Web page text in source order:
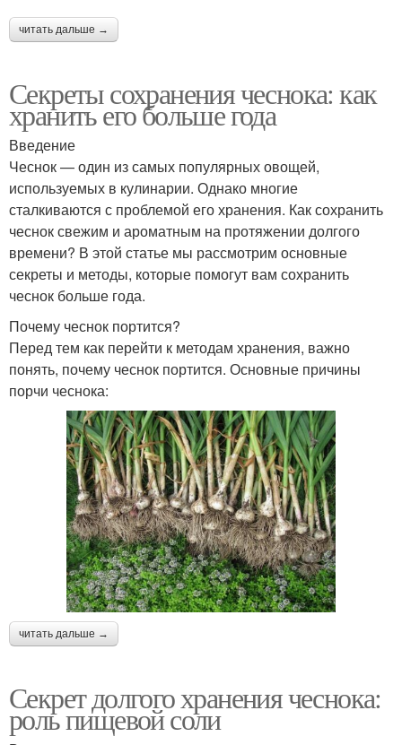
читать дальше →
Секреты сохранения чеснока: как
хранить его больше года
Введение
Чеснок — один из самых популярных овощей,
используемых в кулинарии. Однако многие
сталкиваются с проблемой его хранения. Как сохранить
чеснок свежим и ароматным на протяжении долгого
времени? В этой статье мы рассмотрим основные
секреты и методы, которые помогут вам сохранить
чеснок больше года.
Почему чеснок портится?
Перед тем как перейти к методам хранения, важно
понять, почему чеснок портится. Основные причины
порчи чеснока:
читать дальше →
Секрет долгого хранения чеснока:
роль пищевой соли